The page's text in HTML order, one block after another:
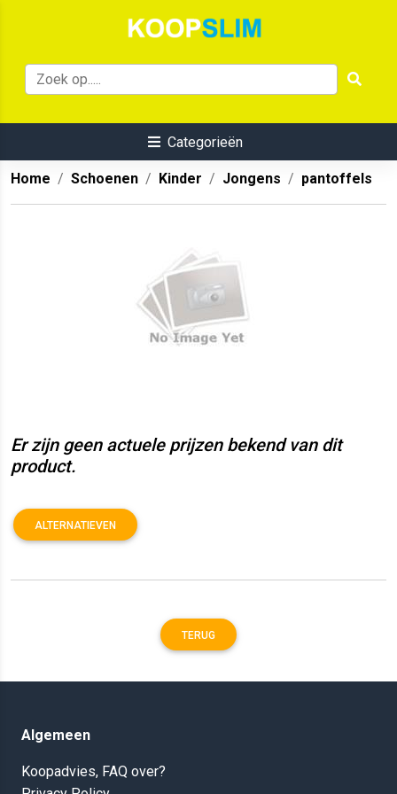
Categorieën
Home Schoenen Kinder Jongens pantoffels
Er zijn geen actuele prijzen bekend van dit
product.
ALTERNATIEVEN
TERUG
Algemeen
Koopadvies, FAQ over?